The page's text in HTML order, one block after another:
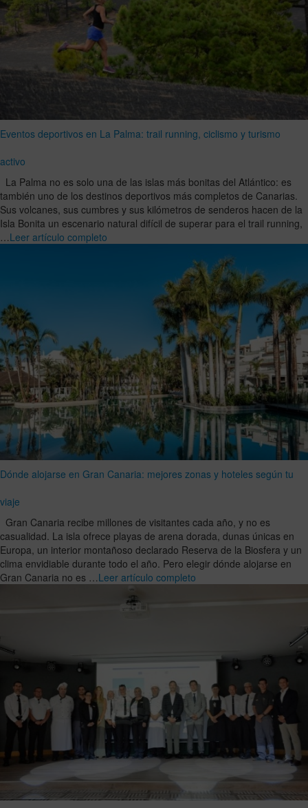
Eventos deportivos en La Palma: trail running, ciclismo y turismo
activo
La Palma no es solo una de las islas más bonitas del Atlántico: es
también uno de los destinos deportivos más completos de Canarias.
Sus volcanes, sus cumbres y sus kilómetros de senderos hacen de la
Isla Bonita un escenario natural difícil de superar para el trail running,
…Leer artículo completo
Dónde alojarse en Gran Canaria: mejores zonas y hoteles según tu
viaje
Gran Canaria recibe millones de visitantes cada año, y no es
casualidad. La isla ofrece playas de arena dorada, dunas únicas en
Europa, un interior montañoso declarado Reserva de la Biosfera y un
clima envidiable durante todo el año. Pero elegir dónde alojarse en
Gran Canaria no es …Leer artículo completo